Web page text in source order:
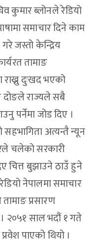
कुमार ब्लोनले रेडियो
समाचार दिने काम
जस्तो केन्द्रिय
तामाङ
राख्नु दुःखद भएको
दोङले राज्यले सबै
पर्नेमा जोड दिए ।
सहभागिता अत्यन्तै न्यून
चलेको सरकारी
चित्त बुझाउने ठाउँ हुने
नेपालमा समाचार
प्रसारण
साल भदौं १ गते
पाएको थियो ।